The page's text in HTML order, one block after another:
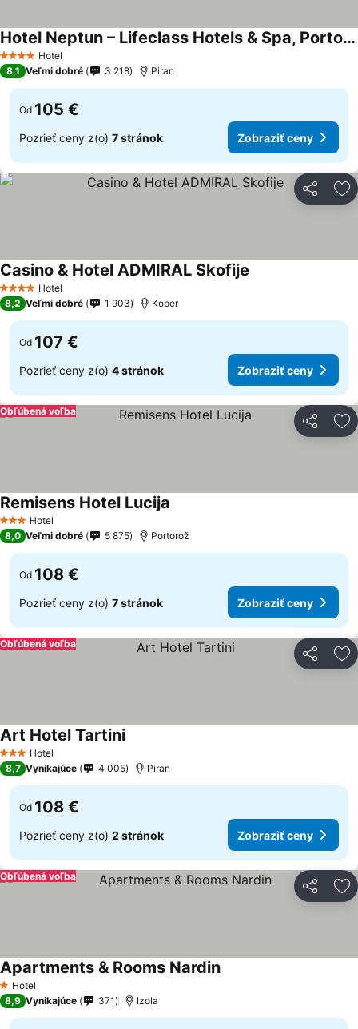
4 Počet hviezdičiek
Hotel
Hotel Neptun – Lifeclass Hotels & Spa, Portorož
8,1 Veľmi dobré 3 218 Piran
Od 105 €
Pozrieť ceny z(o) 7 stránok Zobraziť ceny
Zdieľať
4 Počet hviezdičiek
Hotel
Casino & Hotel ADMIRAL Skofije
8,2 Veľmi dobré 1 903 Koper
Od 107 €
Pozrieť ceny z(o) 4 stránok Zobraziť ceny
Zdieľať
Obľúbená voľba
3 Počet hviezdičiek
Hotel
Remisens Hotel Lucija
8,0 Veľmi dobré 5 875 Portorož
Od 108 €
Pozrieť ceny z(o) 7 stránok Zobraziť ceny
Zdieľať
Obľúbená voľba
3 Počet hviezdičiek
Hotel
Art Hotel Tartini
8,7 Vynikajúce 4 005 Piran
Od 108 €
Pozrieť ceny z(o) 2 stránok Zobraziť ceny
Zdieľať
Obľúbená voľba
1 Počet hviezdičiek
Hotel
Apartments & Rooms Nardin
8,9 Vynikajúce 371 Izola